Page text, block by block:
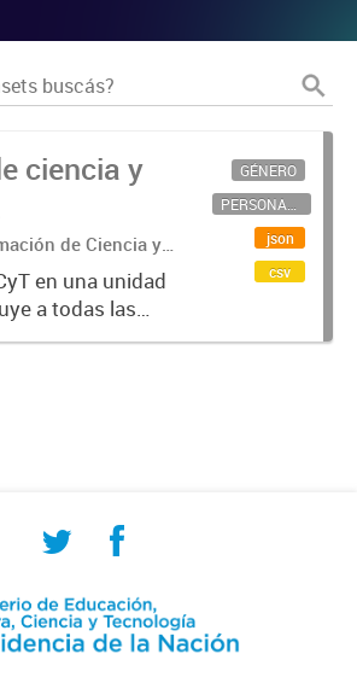
ciencia y
de Ciencia y
(SICYTAR)
en una unidad
a todas las
GÉNERO
PERSONAL CIENTÍFICO-TECNOLÓGICO
json
csv